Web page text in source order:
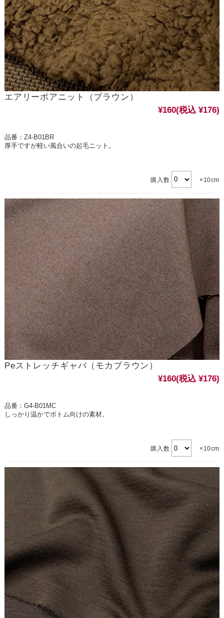
エアリーボアニット（ブラウン）
¥160(税込 ¥176)
品番：Z4-B01BR
厚手ですが軽い風合いの起毛ニット。
購入数 ×10cm
Peストレッチギャバ（モカブラウン）
¥160(税込 ¥176)
品番：G4-B01MC
しっかり温かでボトム向けの素材。
購入数 ×10cm